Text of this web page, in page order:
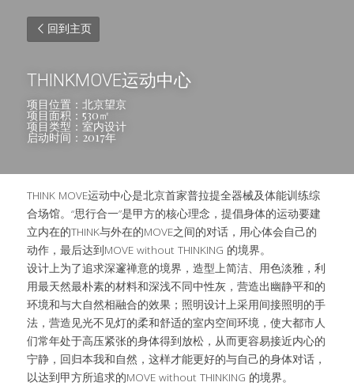
回到主页
THINKMOVE运动中心
项目位置：北京望京
项目面积：530㎡
项目类型：室内设计
启动时间：2017年
THINK MOVE运动中心是北京首家普拉提全器械及体能训练综
合场馆。“思行合一”是甲方的核心理念，提倡身体的运动要建
立内在的THINK与外在的MOVE之间的对话，用心体会自己的
动作，最后达到MOVE without THINKING 的境界。
设计上为了追求深邃禅意的境界，造型上简洁、用色淡雅，利
用最天然最朴素的材料和深浅不同中性灰，营造出幽静平和的
环境和与大自然相融合的效果；照明设计上采用间接照明的手
法，营造见光不见灯的柔和舒适的室内空间环境，使大都市人
们常年处于高压紧张的身体得到放松，从而更容易接近内心的
宁静，回归本我和自然，这样才能更好的与自己的身体对话，
以达到甲方所追求的MOVE without THINKING 的境界。